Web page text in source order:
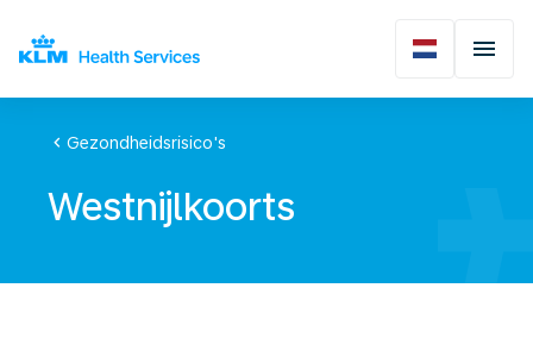
chevron_left Gezondheidsrisico's
Westnijlkoorts